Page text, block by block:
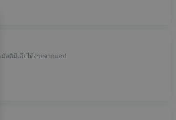
มัลติมีเดียได้ง่ายจากแอป